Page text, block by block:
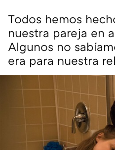
Todos hemos
nuestra pareja en
Algunos no
era para nuestra